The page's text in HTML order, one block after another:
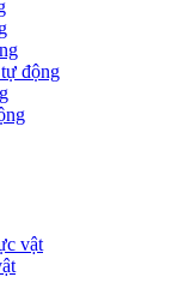
động
vật